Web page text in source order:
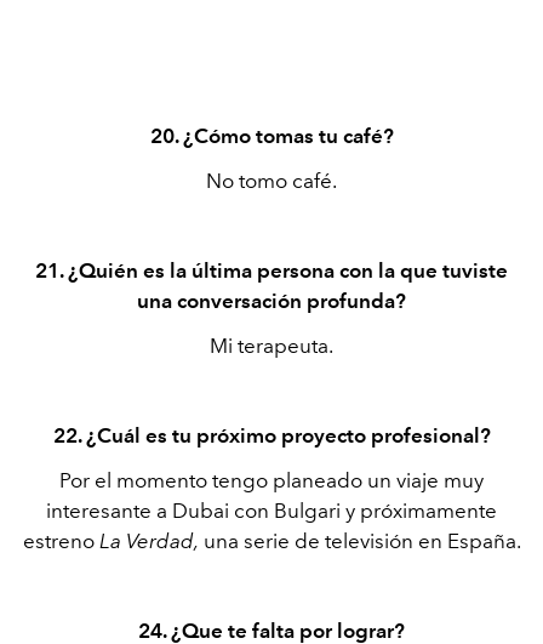
20. ¿Cómo tomas tu café?
No tomo café.
21. ¿Quién es la última persona con la que tuviste
una conversación profunda?
Mi terapeuta.
22. ¿Cuál es tu próximo proyecto profesional?
Por el momento tengo planeado un viaje muy
interesante a Dubai con Bulgari y próximamente
estreno La Verdad, una serie de televisión en España.
24. ¿Que te falta por lograr?